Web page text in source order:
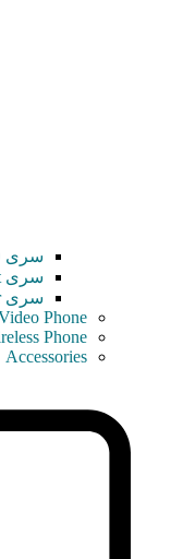
سری Enterprise HD
سری Ultra-elegant
سری Gigabit Color
Phone
Phone
Accessories